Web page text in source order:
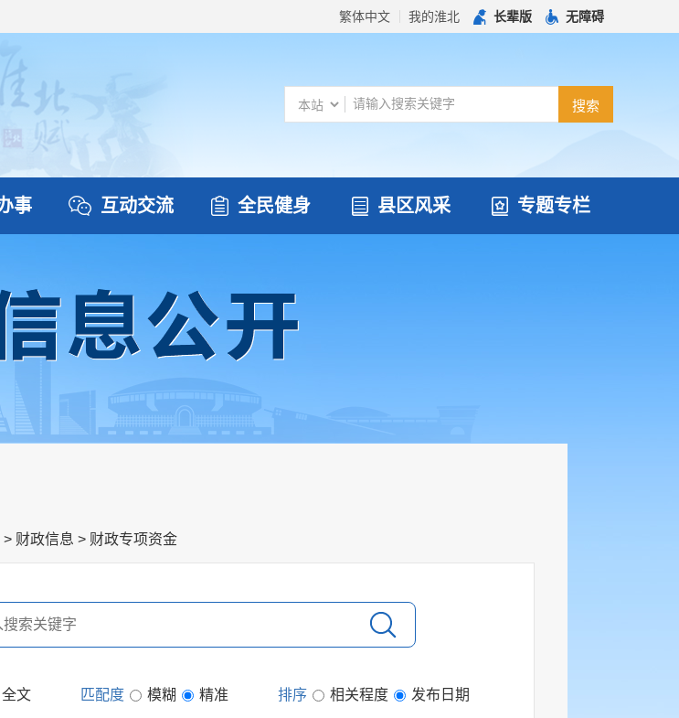
繁体中文 我的淮北 长辈版 无障碍
事 互动交流 全民健身 县区风采 专题专栏
> 财政信息 > 财政专项资金
全文 匹配度 模糊 精准 排序 相关程度 发布日期